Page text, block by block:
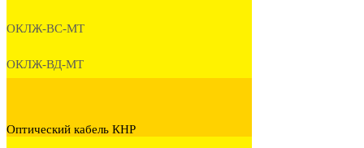
ОКЛЖ-ВС-МТ
ОКЛЖ-ВД-МТ
Оптический кабель КНР